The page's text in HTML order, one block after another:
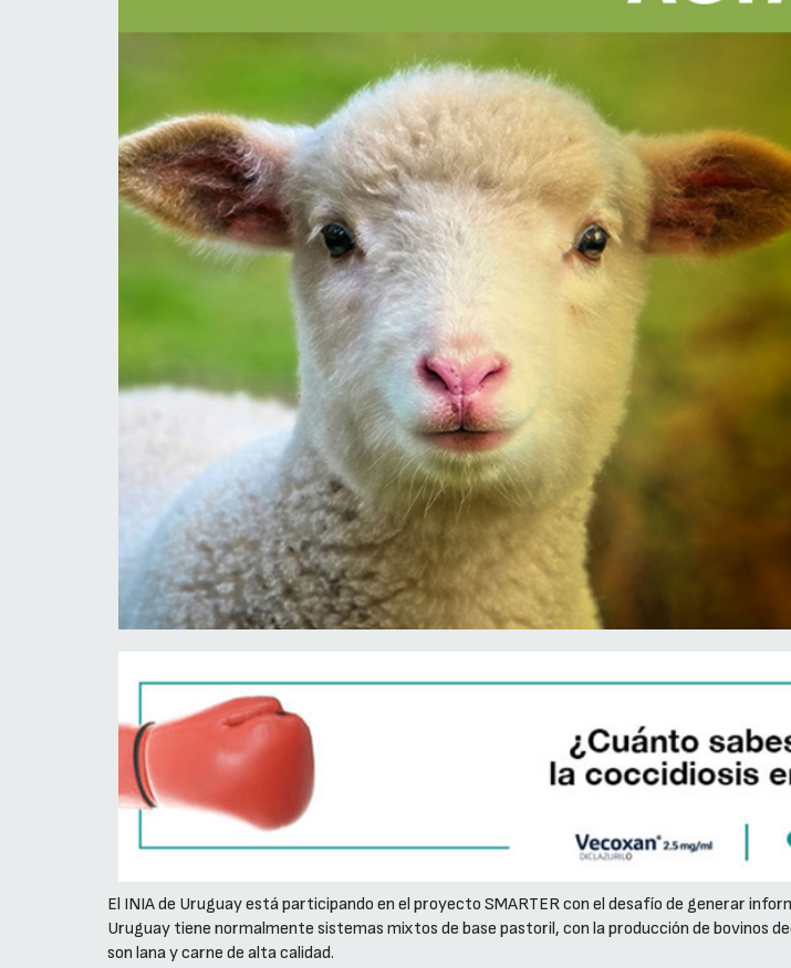
El INIA de Uruguay está participando en el proyecto SMARTER con el desafío de generar
Uruguay tiene normalmente sistemas mixtos de base pastoril, con la producción de bovinos
son lana y carne de alta calidad.